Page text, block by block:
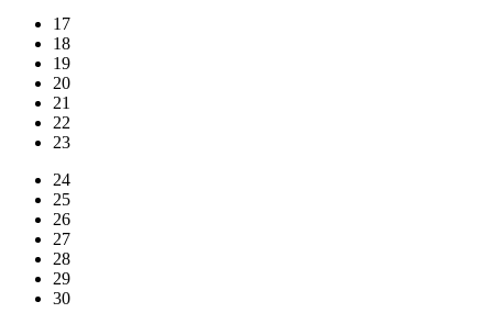
17
18
19
20
21
22
23
24
25
26
27
28
29
30